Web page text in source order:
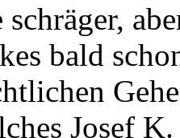
schräger,
bald
Josef